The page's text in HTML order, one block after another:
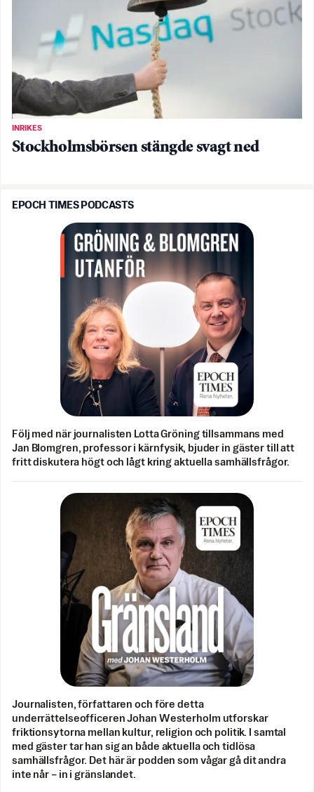
INRIKES
Stockholmsbörsen stängde svagt ned
EPOCH TIMES PODCASTS
Följ med när journalisten Lotta Gröning tillsammans med
Jan Blomgren, professor i kärnfysik, bjuder in gäster till att
fritt diskutera högt och lågt kring aktuella samhällsfrågor.
Journalisten, författaren och före detta
underrättelseofficeren Johan Westerholm utforskar
friktionsytorna mellan kultur, religion och politik. I samtal
med gäster tar han sig an både aktuella och tidlösa
samhällsfrågor. Det här är podden som vågar gå dit andra
inte når – in i gränslandet.